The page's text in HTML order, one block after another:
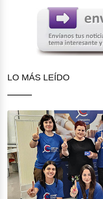
LO MÁS LEÍDO